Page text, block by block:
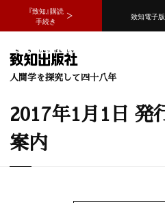
『致知』購読
手続き
致知電子版
人間学を探究して四十八年
2017年1月1日 発
案内